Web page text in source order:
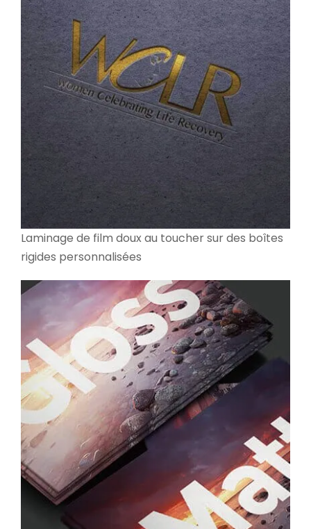
Laminage de film doux au toucher sur des boîtes
rigides personnalisées